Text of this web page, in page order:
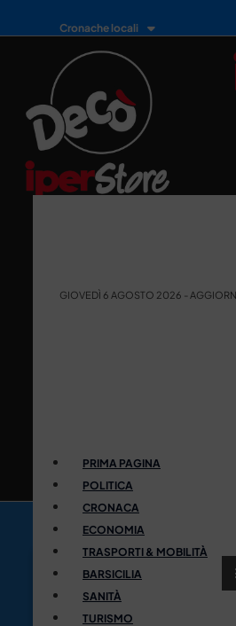
Cronache locali
GIOVEDÌ 6 AGOSTO 2026 -
PRIMA PAGINA
POLITICA
CRONACA
ECONOMIA
TRASPORTI & MOBILITÀ
BARSICILIA
SANITÀ
TURISMO